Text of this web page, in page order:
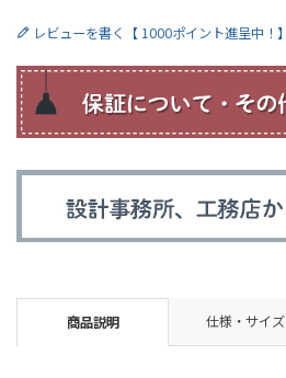
レビューを書く【 1000ポイント進呈中！】
商品説明 仕様・サイズ